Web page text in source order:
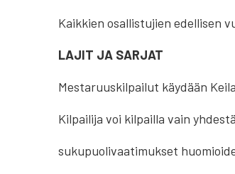
Kaikkien osallistujien edellisen
LAJIT JA SARJAT
Mestaruuskilpailut käydään
Kilpailija voi kilpailla vain
sukupuolivaatimukset